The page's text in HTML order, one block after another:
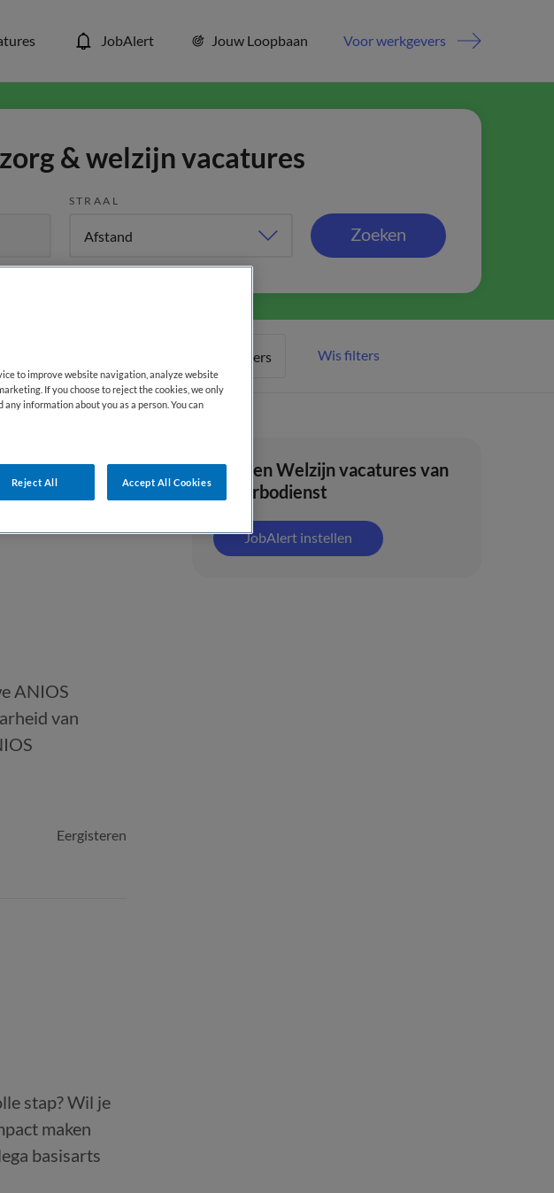
JobAlert Jouw Loopbaan Voor werkgevers
& welzijn vacatures
STRAAL
Zoeken
Meer filters Wis filters
Zorg en Welzijn vacatures van
De Arbodienst
JobAlert instellen
ANIOS
van
Eergisteren
stap? Wil je
maken
basisarts
to improve website navigation, analyze website
If you choose to reject the cookies, we only
information about you as a person. You can
Reject All Accept All Cookies